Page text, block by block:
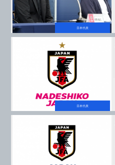
日本代表
日本代表